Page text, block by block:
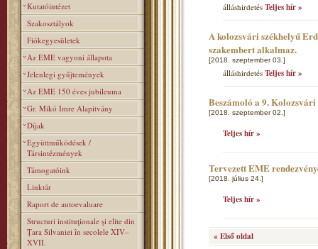
Kutatóintézet
Szakosztályok
Fiókegyesületek
Az EME vagyoni állapota
Jelenlegi gyűjtemények
Az EME 150 éves jubileuma
Gr. Mikó Imre Alapitvány
Díjak
Együttműködések /
Társintézmények
Támogatóink
Linktár
Raport de autoevaluare
Structuri instituţionale şi elite din
Ţara Silvaniei în secolele XIV–
XVII.
álláshirdetés Teljes hír »
A kolozsvári székhelyű
szakembert alkalmaz.
[2018. szeptember 03.]
álláshirdetés Teljes hír »
Beszámoló a 9.
[2018. szeptember 02.]
Teljes hír »
Tervezett EME
[2018. július 24.]
Teljes hír »
« Első oldal